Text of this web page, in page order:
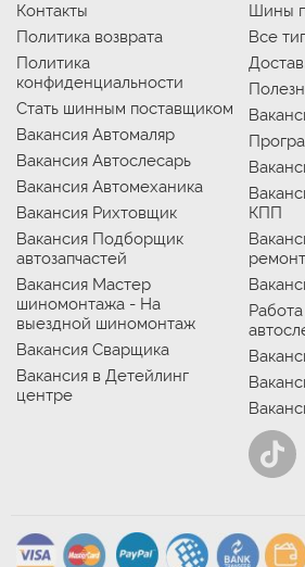
Контакты
Политика возврата
Политика
конфиденциальности
Стать шинным поставщиком
Вакансия Автомаляр
Вакансия Автослесарь
Вакансия Автомеханика
Вакансия Рихтовщик
Вакансия Подборщик
автозапчастей
Вакансия Мастер
шиномонтажа - На
выездной шиномонтаж
Вакансия Сварщика
Вакансия в Детейлинг
центре
Шины
Все
КПП